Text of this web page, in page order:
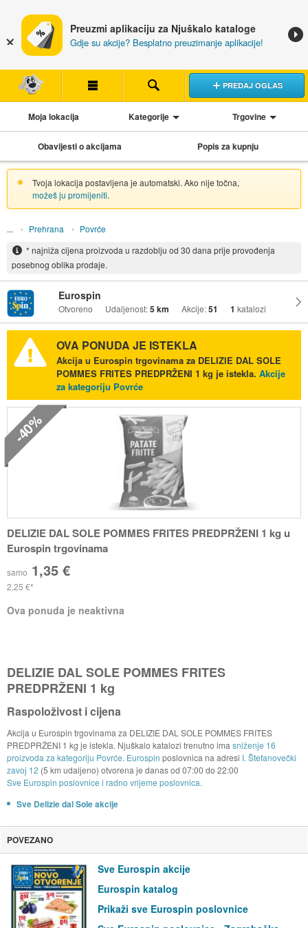
Preuzmi aplikaciju za Njuškalo kataloge
Gdje su akcije? Besplatno preuzimanje aplikacije!
PREDAJ OGLAS
Moja lokacija Kategorije Trgovine
Obavijesti o akcijama Popis za kupnju
Tvoja lokacija postavljena je automatski. Ako nije točna,
možeš ju promijeniti.
Prehrana
Povrće
* najniža cijena proizvoda u razdoblju od 30 dana prije provođenja
posebnog oblika prodaje.
Eurospin
Otvoreno Udaljenost:5 km Akcije:51 1 katalozi
OVA PONUDA JE ISTEKLA
Akcija u Eurospin trgovinama za DELIZIE DAL SOLE
POMMES FRITES PREDPRŽENI 1 kg je istekla. Akcije
za kategoriju Povrće
-40%
DELIZIE DAL SOLE POMMES FRITES PREDPRŽENI 1 kg u
Eurospin trgovinama
samo 1,35 €
2,25 €
Ova ponuda je neaktivna
DELIZIE DAL SOLE POMMES FRITES
PREDPRŽENI 1 kg
Raspoloživost i cijena
Akcija u Eurospin trgovinama za DELIZIE DAL SOLE POMMES FRITES
PREDPRŽENI 1 kg je istekla. Njuškalo katalozi trenutno ima sniženje 16
proizvoda za kategoriju Povrće. Eurospin poslovnica na adresi I. Štefanovečki
zavoj 12 (5 km udaljeno) otvorena je danas od 07:00 do 22:00
Sve Eurospin poslovnice i radno vrijeme poslovnica.
Sve Delizie dal Sole akcije
POVEZANO
Sve Eurospin akcije
Eurospin katalog
Prikaži sve Eurospin poslovnice